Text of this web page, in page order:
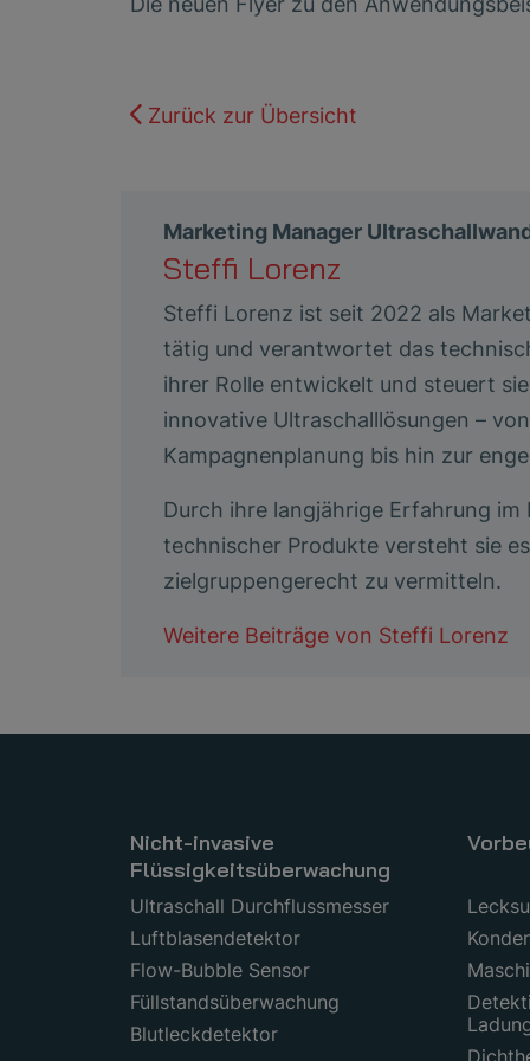
Zurück zur Übersicht
Marketing Manager
Steffi Lorenz
Steffi Lorenz ist seit 2022 als
tätig und verantwortet das
ihrer Rolle entwickelt und steuert
innovative Ultraschalllösungen –
Kampagnenplanung bis hin zur
Durch ihre langjährige Erfahrung
technischer Produkte versteht sie
zielgruppengerecht zu vermitteln.
Weitere Beiträge von Steffi Lorenz
Nicht-invasive
Flüssigkeitsüberwachung
Ultraschall Durchflussmesser
Luftblasendetektor
Flow-Bubble Sensor
Füllstandsüberwachung
Blutleckdetektor